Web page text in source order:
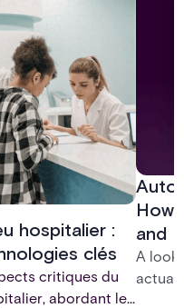
hospitalier :
clés
critiques du
abordant les
How
and
A look